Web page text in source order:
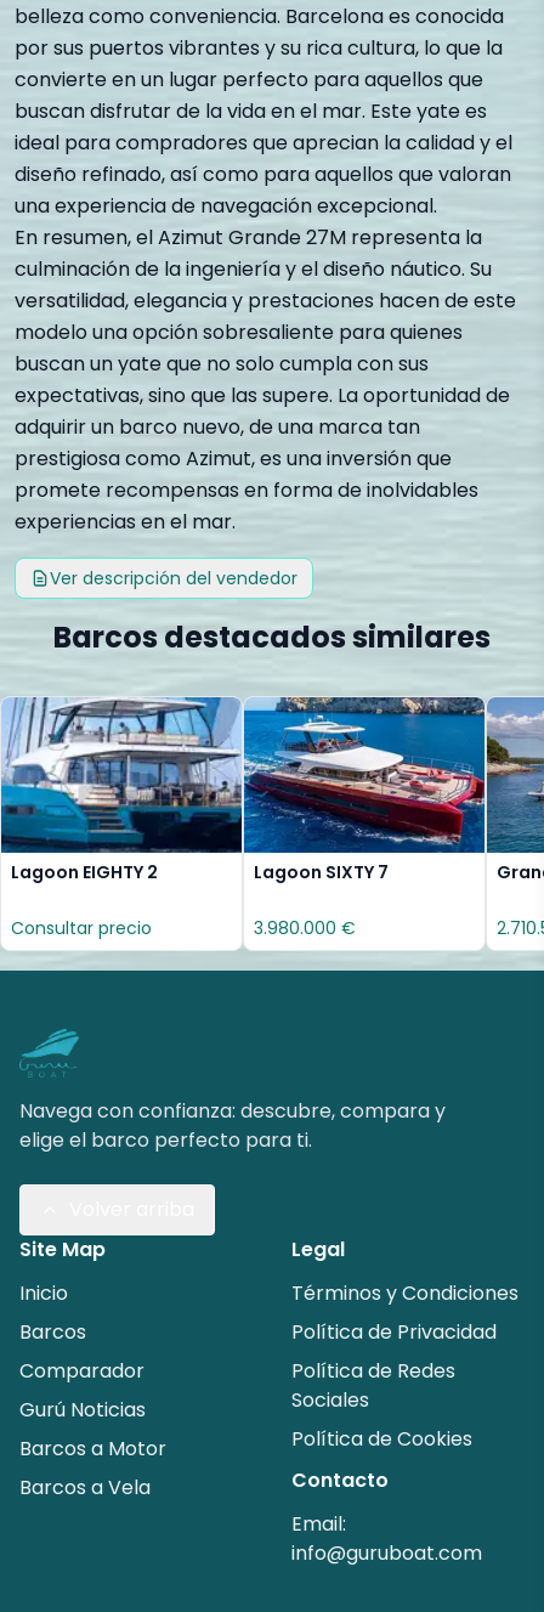
belleza como conveniencia. Barcelona es conocida
por sus puertos vibrantes y su rica cultura, lo que la
convierte en un lugar perfecto para aquellos que
buscan disfrutar de la vida en el mar. Este yate es
ideal para compradores que aprecian la calidad y el
diseño refinado, así como para aquellos que valoran
una experiencia de navegación excepcional.
En resumen, el Azimut Grande 27M representa la
culminación de la ingeniería y el diseño náutico. Su
versatilidad, elegancia y prestaciones hacen de este
modelo una opción sobresaliente para quienes
buscan un yate que no solo cumpla con sus
expectativas, sino que las supere. La oportunidad de
adquirir un barco nuevo, de una marca tan
prestigiosa como Azimut, es una inversión que
promete recompensas en forma de inolvidables
experiencias en el mar.
Ver descripción del vendedor
Barcos destacados similares
Lagoon EIGHTY 2
Consultar precio
Lagoon SIXTY 7
3.980.000 €
Navega con confianza: descubre, compara y
elige el barco perfecto para ti.
Site Map
Inicio
Barcos
Comparador
Gurú Noticias
Barcos a Motor
Barcos a Vela
Legal
Términos y Condiciones
Política de Privacidad
Política de Redes
Sociales
Política de Cookies
Contacto
Email:
info@guruboat.com